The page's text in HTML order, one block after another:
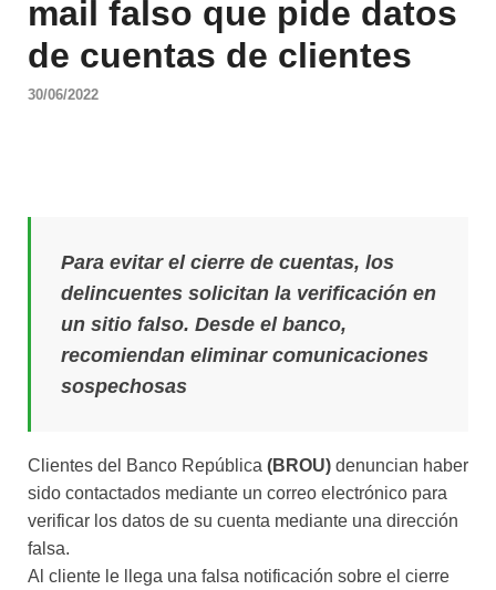
mail falso que pide datos
de cuentas de clientes
30/06/2022
Para evitar el cierre de cuentas, los
delincuentes solicitan la verificación en
un sitio falso. Desde el banco,
recomiendan eliminar comunicaciones
sospechosas
Clientes del Banco República (BROU) denuncian haber
sido contactados mediante un correo electrónico para
verificar los datos de su cuenta mediante una dirección
falsa.
Al cliente le llega una falsa notificación sobre el cierre